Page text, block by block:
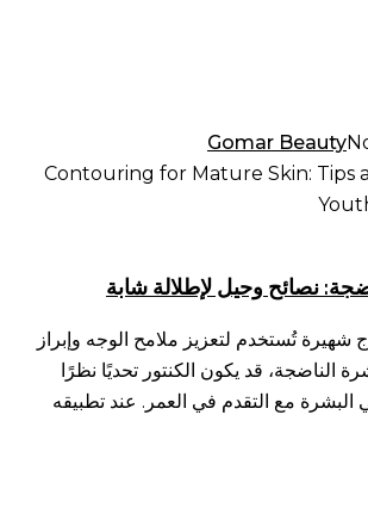
Gomar Beauty
نصائح وحيل لإطلالة شابة
شهيرة تُستخدم لتعزيز ملامح الوجه وإبراز
الناضجة، قد يكون الكنتور تحديًا نظرًا
البشرة مع التقدم في العمر. عند تطبيقه